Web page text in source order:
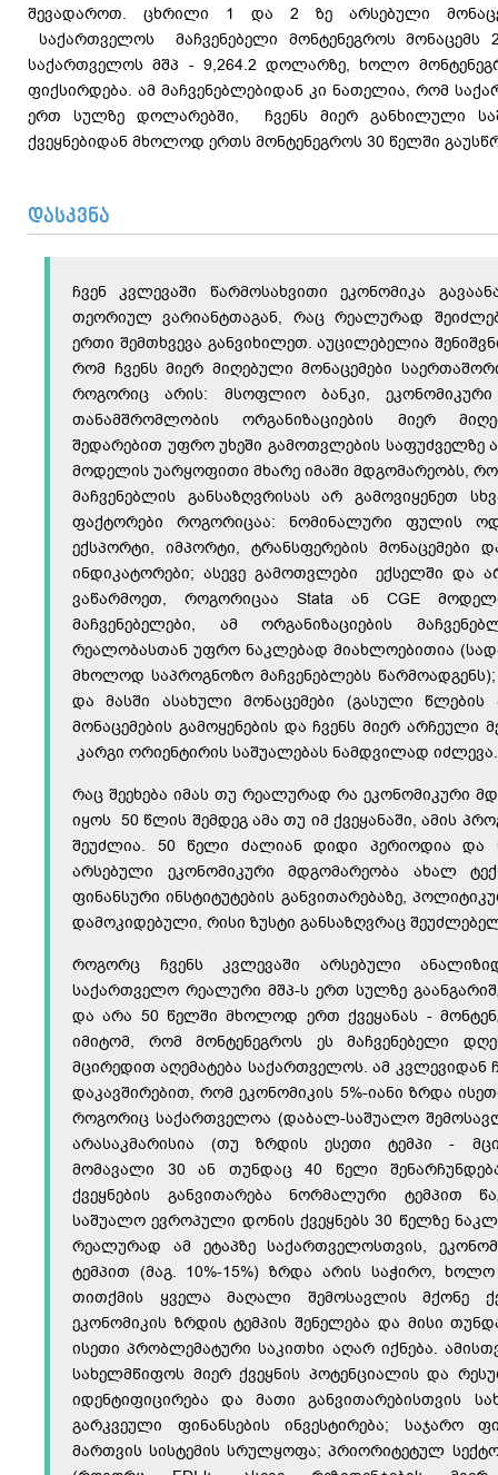
შევადაროთ. ცხრილი 1 და 2 ზე არსებული
საქართველოს მაჩვენებელი მონტენეგროს მონაცემს
საქართველოს მშპ - 9,264.2 დოლარზე, ხოლო
ფიქსირდება. ამ მაჩვენებლებიდან კი ნათელია, რომ
ერთ სულზე დოლარებში, ჩვენს მიერ განხილული
ქვეყნებიდან მხოლოდ ერთს მონტენეგროს 30 წელში
დასკვნა
ჩვენ კვლევაში წარმოსახვითი ეკონომიკა
თეორიულ ვარიანტთაგან, რაც რეალურად
ერთი შემთხვევა განვიხილეთ. აუცილებელია
რომ ჩვენს მიერ მიღებული მონაცემები
როგორიც არის: მსოფლიო ბანკი, ეკონომიკური
თანამშრომლობის ორგანიზაციების მიერ
შედარებით უფრო უხეში გამოთვლების საფუძველზე
მოდელის უარყოფითი მხარე იმაში მდგომარეობს,
მაჩვენებლის განსაზღვრისას არ გამოვიყენეთ
ფაქტორები როგორიცაა: ნომინალური ფულის
ექსპორტი, იმპორტი, ტრანსფერების მონაცემები
ინდიკატორები; ასევე გამოთვლები ექსელში და
ვაწარმოეთ, როგორიცაა Stata ან CGE
მაჩვენებელები, ამ ორგანიზაციების
რეალობასთან უფრო ნაკლებად მიახლოებითია
მხოლოდ საპროგნოზო მაჩვენებლებს
და მასში ასახული მონაცემები (გასული
მონაცემების გამოყენების და ჩვენს მიერ
კარგი ორიენტირის საშუალებას ნამდვილად იძლევა.
რაც შეეხება იმას თუ რეალურად რა ეკონომიკური
იყოს 50 წლის შემდეგ ამა თუ იმ ქვეყანაში, ამის
შეუძლია. 50 წელი ძალიან დიდი პერიოდია და
არსებული ეკონომიკური მდგომარეობა ახალ
ფინანსური ინსტიტუტების განვითარებაზე,
დამოკიდებული, რისი ზუსტი განსაზღვრაც
როგორც ჩვენს კვლევაში არსებული
საქართველო რეალური მშპ-ს ერთ სულზე
და არა 50 წელში მხოლოდ ერთ ქვეყანას -
იმიტომ, რომ მონტენეგროს ეს მაჩვენებელი
მცირედით აღემატება საქართველოს. ამ კვლევიდან
დაკავშირებით, რომ ეკონომიკის 5%-იანი ზრდა
როგორიც საქართველოა (დაბალ-საშუალო
არასაკმარისია (თუ ზრდის ესეთი ტემპი -
მომავალი 30 ან თუნდაც 40 წელი
ქვეყნების განვითარება ნორმალური ტემპით
საშუალო ევროპული დონის ქვეყნებს 30 წელზე
რეალურად ამ ეტაპზე საქართველოსთვის,
ტემპით (მაგ. 10%-15%) ზრდა არის საჭირო,
თითქმის ყველა მაღალი შემოსავლის მქონე
ეკონომიკის ზრდის ტემპის შენელება და მისი
ისეთი პრობლემატური საკითხი აღარ იქნება.
სახელმწიფოს მიერ ქვეყნის პოტენციალის და
იდენტიფიცირება და მათი განვითარებისთვის
გარკვეული ფინანსების ინვესტირება; საჯარო
მართვის სისტემის სრულყოფა; პრიორიტეტულ